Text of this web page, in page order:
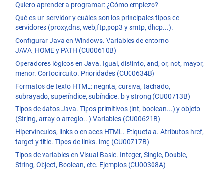
Quiero aprender a programar: ¿Cómo empiezo?
Qué es un servidor y cuáles son los principales tipos de
servidores (proxy,dns, web,ftp,pop3 y smtp, dhcp...).
Configurar Java en Windows. Variables de entorno
JAVA_HOME y PATH (CU00610B)
Operadores lógicos en Java. Igual, distinto, and, or, not, mayor,
menor. Cortocircuito. Prioridades (CU00634B)
Formatos de texto HTML: negrita, cursiva, tachado,
subrayado, superíndice, subíndice. b y strong (CU00713B)
Tipos de datos Java. Tipos primitivos (int, boolean...) y objeto
(String, array o arreglo...) Variables (CU00621B)
Hipervínculos, links o enlaces HTML. Etiqueta a. Atributos href,
target y title. Tipos de links. img (CU00717B)
Tipos de variables en Visual Basic. Integer, Single, Double,
String, Object, Boolean, etc. Ejemplos (CU00308A)